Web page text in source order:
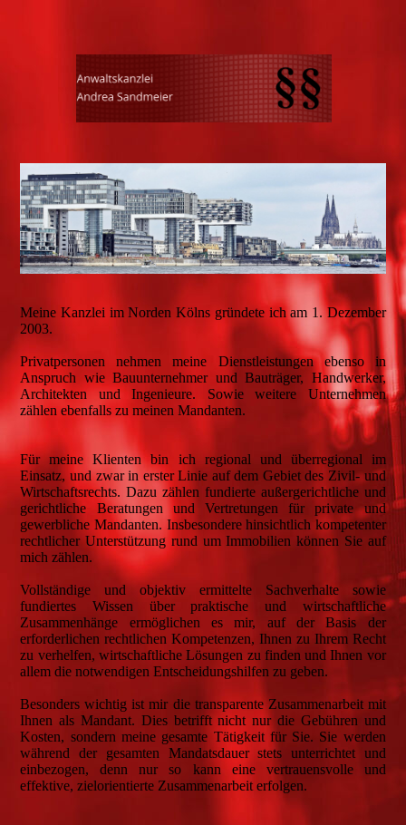
Meine Kanzlei im Norden Kölns gründete ich am 1. Dezember
2003.
Privatpersonen nehmen meine Dienstleistungen ebenso in
Anspruch wie Bauunternehmer und Bauträger, Handwerker,
Architekten und Ingenieure. Sowie weitere Unternehmen
zählen ebenfalls zu meinen Mandanten.
Für meine Klienten bin ich regional und überregional im
Einsatz, und zwar in erster Linie auf dem Gebiet des Zivil- und
Wirtschaftsrechts. Dazu zählen fundierte außergerichtliche und
gerichtliche Beratungen und Vertretungen für private und
gewerbliche Mandanten. Insbesondere hinsichtlich kompetenter
rechtlicher Unterstützung rund um Immobilien können Sie auf
mich zählen.
Vollständige und objektiv ermittelte Sachverhalte sowie
fundiertes Wissen über praktische und wirtschaftliche
Zusammenhänge ermöglichen es mir, auf der Basis der
erforderlichen rechtlichen Kompetenzen, Ihnen zu Ihrem Recht
zu verhelfen, wirtschaftliche Lösungen zu finden und Ihnen vor
allem die notwendigen Entscheidungshilfen zu geben.
Besonders wichtig ist mir die transparente Zusammenarbeit mit
Ihnen als Mandant. Dies betrifft nicht nur die Gebühren und
Kosten, sondern meine gesamte Tätigkeit für Sie. Sie werden
während der gesamten Mandatsdauer stets unterrichtet und
einbezogen, denn nur so kann eine vertrauensvolle und
effektive, zielorientierte Zusammenarbeit erfolgen.